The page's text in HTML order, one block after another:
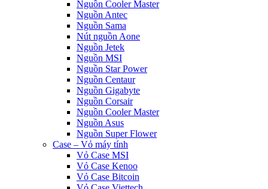
Nguồn Cooler Master
Nguồn Antec
Nguồn Sama
Nút nguồn Aone
Nguồn Jetek
Nguồn MSI
Nguồn Star Power
Nguồn Centaur
Nguồn Gigabyte
Nguồn Corsair
Nguồn Cooler Master
Nguồn Asus
Nguồn Super Flower
Case – Vỏ máy tính
Vỏ Case MSI
Vỏ Case Kenoo
Vỏ Case Bitcoin